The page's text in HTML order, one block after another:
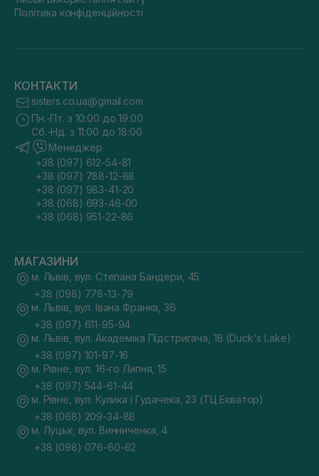
Політика конфіденційності
КОНТАКТИ
sisters.co.ua@gmail.com
Пн.-Пт. з 10:00 до 19:00
Сб.-Нд. з 11:00 до 18:00
Менеджер
+38 (097) 612-54-81
+38 (097) 788-12-88
+38 (097) 983-41-20
+38 (068) 693-46-00
+38 (068) 951-22-86
МАГАЗИНИ
м. Львів, вул. Степана Бандери, 45
+38 (098) 778-13-79
м. Львів, вул. Івана Франка, 36
+38 (097) 611-95-94
м. Львів, вул. Академіка Підстригача, 1В (Duck's Lake)
+38 (097) 101-97-16
м. Рівне, вул. 16-го Липня, 15
+38 (097) 544-61-44
м. Рівне, вул. Кулика і Гудачека, 23 (ТЦ Екватор)
+38 (068) 209-34-88
м. Луцьк, вул. Винниченка, 4
+38 (098) 076-60-62